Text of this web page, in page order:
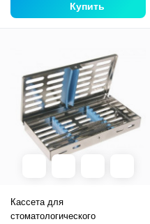
Купить
Кассета для
стоматологического